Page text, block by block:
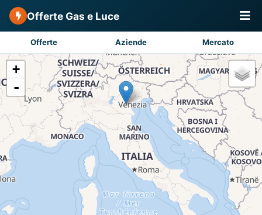
Offerte Gas e Luce
Offerte Aziende Mercato
+
-